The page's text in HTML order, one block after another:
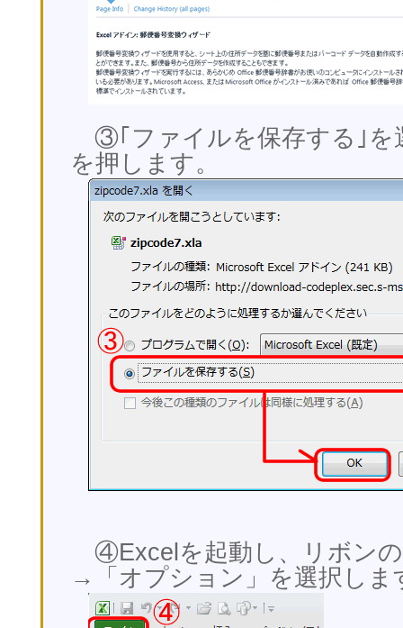
③｢ファイルを保存する｣を
を押します。
④Excelを起動し、リボン
→「オプション」を選択しま